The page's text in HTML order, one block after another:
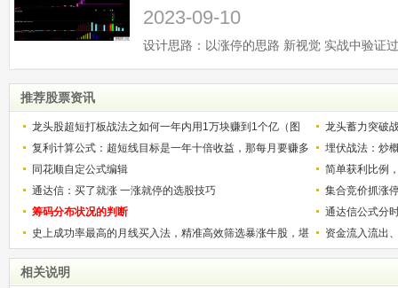
2023-09-10
推荐股票资讯
龙头股超短打板战法之如何一年内用1万块赚到1个亿（图
解）
龙头蓄力突破
的技巧（图解
复利计算公式：超短线目标是一年十倍收益，那每月要赚多
少？
埋伏战法：炒
同花顺自定公式编辑
简单获利比例
用
通达信：买了就涨 一涨就停的选股技巧
集合竞价抓涨
筹码分布状况的判断
通达信公式分
史上成功率最高的月线买入法，精准高效筛选暴涨牛股，堪
资金流入流出
相关说明